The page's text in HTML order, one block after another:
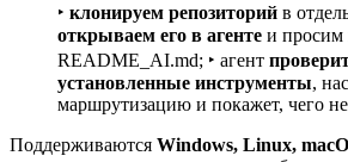
‣ клонируем репозиторий в
открываем его в агенте и просим
README_AI.md; ‣ агент
установленные инструменты,
маршрутизацию и покажет, чего не
Поддерживаются Windows, Linux,